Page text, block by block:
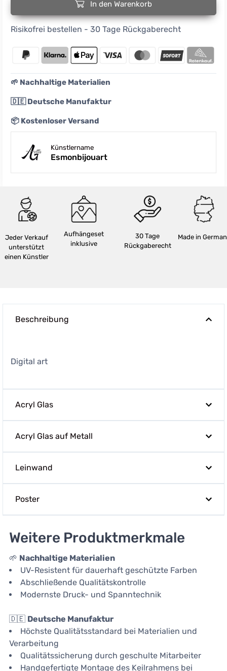
In den Warenkorb
Risikofrei bestellen - 30 Tage Rückgaberecht
🌱 Nachhaltige Materialien
🇩🇪 Deutsche Manufaktur
📦 Kostenloser Versand
Künstlername
Esmonbijouart
Jeder Verkauf
unterstützt
einen Künstler
Aufhängeset
inklusive
30 Tage
Rückgaberecht
Made in
Beschreibung
Digital art
Acryl Glas
Acryl Glas auf Metall
Leinwand
Poster
Weitere Produktmerkmale
🌱 Nachhaltige Materialien
UV-Resistent für dauerhaft geschützte Farben
Abschließende Qualitätskontrolle
Modernste Druck- und Spanntechnik
🇩🇪 Deutsche Manufaktur
Höchste Qualitätsstandard bei Materialien und
Verarbeitung
Qualitätssicherung durch geschulte Mitarbeiter
Handgefertigte Montage des Keilrahmens bei